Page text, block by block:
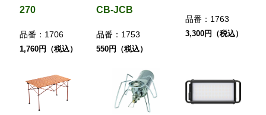
270
品番： 1706
1,760円（税込）
CB-JCB
品番： 1753
550円（税込）
品番： 1763
3,300円（税込）